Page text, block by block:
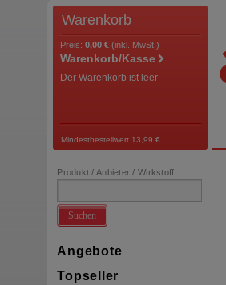
Warenkorb
Preis: 0,00 € (inkl. MwSt.)
Warenkorb/Kasse
Der Warenkorb ist leer
Mindestbestellwert 13,99 €
Produkt / Anbieter / Wirkstoff
Suchen
Angebote
Topseller